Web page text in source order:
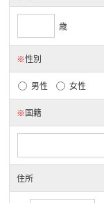
歳
※性別
男性 女性
※国籍
住所